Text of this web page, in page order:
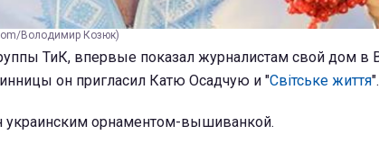
Володимир Козюк)
ТиК, впервые показал журналистам свой дом в
он пригласил Катю Осадчую и "Світське життя".
орнаментом-вышиванкой.